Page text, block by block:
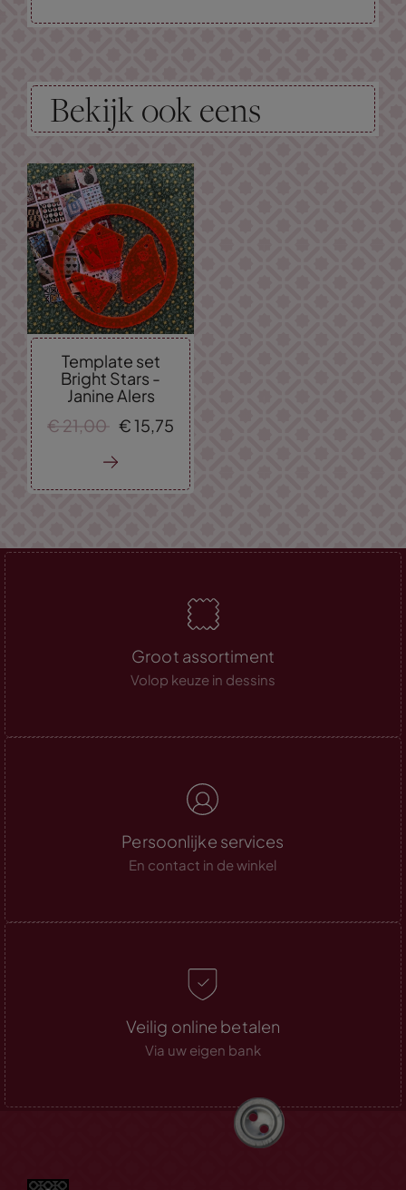
Bekijk ook eens
Template set
Bright Stars -
Janine Alers
€ 21,00 €15,75
Groot assortiment
Volop keuze in dessins
Persoonlijke services
En contact in de winkel
Veilig online betalen
Via uw eigen bank